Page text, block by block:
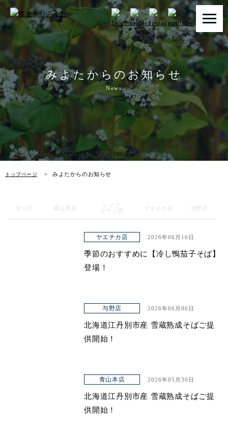
みよたからのお知らせ
News
トップページ みよたからのお知らせ
トップページ
みよたとは
みよたのこだわり
畑だより
メニュー
お知らせ
アクセス
すべて 青山本店
レイク
タウン店
ヤエチカ店 与野店
ヤエチカ店 2026年06月16日
季節のおすすめに【冷し鴨茄子そば】
登場！
与野店 2026年06月06日
北海道江丹別市産 雪蔵熟成そばご提
供開始！
青山本店 2026年05月30日
北海道江丹別市産 雪蔵熟成そばご提
供開始！